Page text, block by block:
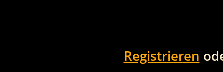
Registrieren